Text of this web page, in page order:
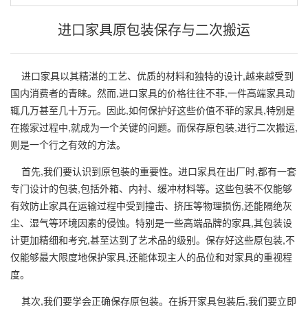
进口家具原包装保存与二次搬运
进口家具以其精湛的工艺、优质的材料和独特的设计,越来越受到
国内消费者的青睐。然而,进口家具的价格往往不菲,一件高端家具动
辄几万甚至几十万元。因此,如何保护好这些价值不菲的家具,特别是
在搬家过程中,就成为一个关键的问题。而保存原包装,进行二次搬运,
则是一个行之有效的方法。
首先,我们要认识到原包装的重要性。进口家具在出厂时,都有一套
专门设计的包装,包括外箱、内衬、缓冲材料等。这些包装不仅能够
有效防止家具在运输过程中受到撞击、挤压等物理损伤,还能隔绝灰
尘、湿气等环境因素的侵蚀。特别是一些高端品牌的家具,其包装设
计更加精细和考究,甚至达到了艺术品的级别。保存好这些原包装,不
仅能够最大限度地保护家具,还能体现主人的品位和对家具的重视程
度。
其次,我们要学会正确保存原包装。在拆开家具包装后,我们要立即